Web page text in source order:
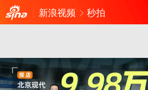
新浪视频 秒拍